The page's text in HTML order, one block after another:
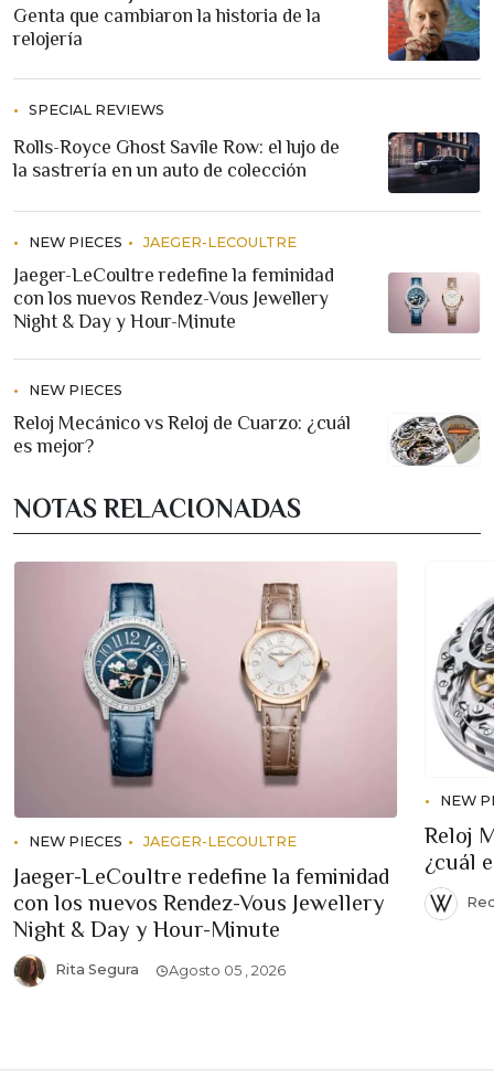
Genta que cambiaron la historia de la
relojería
SPECIAL REVIEWS
Rolls-Royce Ghost Savile Row: el lujo de
la sastrería en un auto de colección
NEW PIECES JAEGER-LECOULTRE
Jaeger-LeCoultre redefine la feminidad
con los nuevos Rendez-Vous Jewellery
Night & Day y Hour-Minute
NEW PIECES
Reloj Mecánico vs Reloj de Cuarzo: ¿cuál
es mejor?
NOTAS RELACIONADAS
NEW PIECES JAEGER-LECOULTRE
Jaeger-LeCoultre redefine la feminidad
con los nuevos Rendez-Vous Jewellery
Night & Day y Hour-Minute
Rita Segura Agosto 05 , 2026
NEW
Reloj
¿cuál